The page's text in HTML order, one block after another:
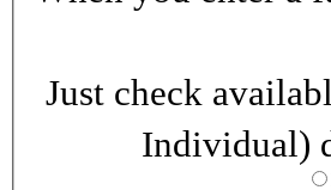
Just check
Individual)